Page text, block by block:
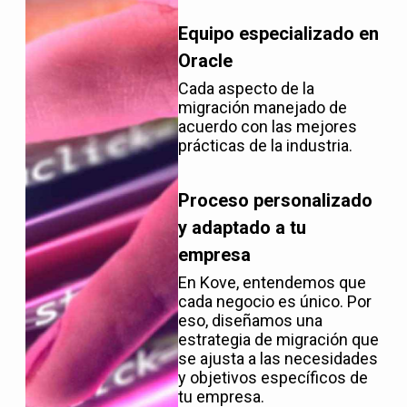
Equipo especializado en
Oracle
Cada aspecto de la
migración manejado de
acuerdo con las mejores
prácticas de la industria.
Proceso personalizado
y adaptado a tu
empresa
En Kove, entendemos que
cada negocio es único. Por
eso, diseñamos una
estrategia de migración que
se ajusta a las necesidades
y objetivos específicos de
tu empresa.